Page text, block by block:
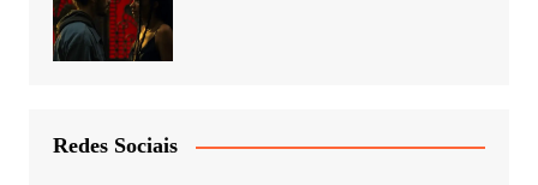
Redes Sociais